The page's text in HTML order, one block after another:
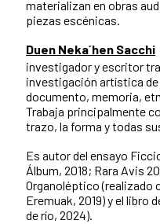
materializan en obras
piezas escénicas.
Duen Neka´hen Sacchi
investigador y escritor
investigación artística
documento, memoria,
Trabaja principalmente
trazo, la forma y todas
Es autor del ensayo
Álbum, 2018; Rara Avis
Organoléptico (realizado
Eremuak, 2019) y el libro
de río, 2024).